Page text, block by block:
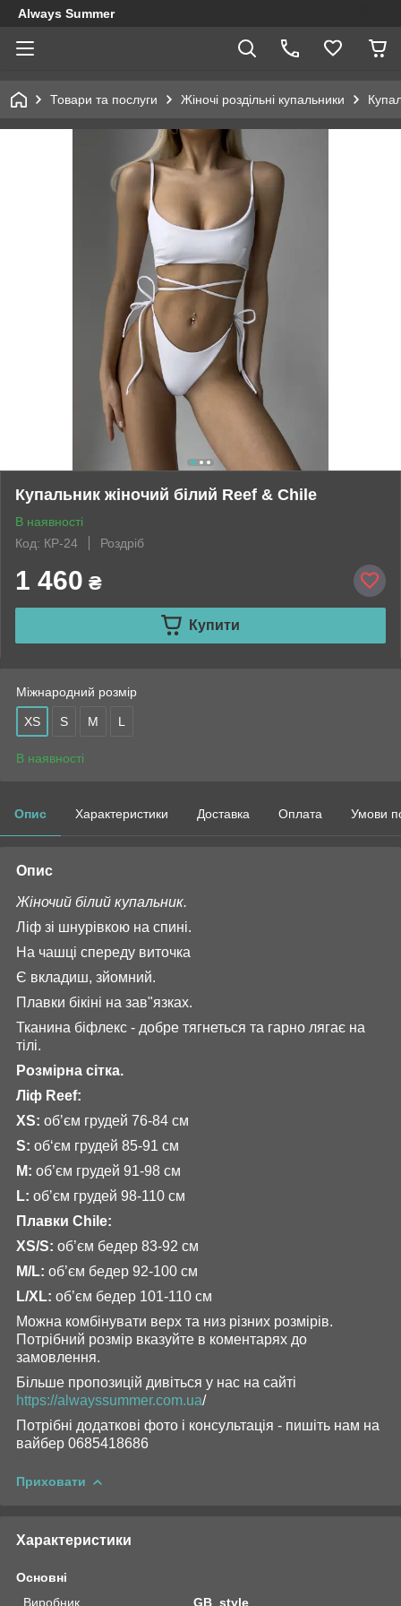
Always Summer
Товари та послуги Жіночі роздільні купальники
Купальник жіночий білий Reef & Chile
В наявності
Код: КР-24
Роздріб
1 460 ₴
Купити
Міжнародний розмір
XS S M L
В наявності
Опис Характеристики Доставка Оплата Умови
Опис
Жіночий білий купальник.
Ліф зі шнурівкою на спині.
На чашці спереду виточка
Є вкладиш, зйомний.
Плавки бікіні на зав"язках.
Тканина біфлекс - добре тягнеться та гарно лягає на
тілі.
Розмірна сітка.
Ліф Reef:
XS: обʼєм грудей 76-84 см
S: об‘єм грудей 85-91 см
М: об’єм грудей 91-98 см
L: обʼєм грудей 98-110 см
Плавки Chile:
XS/S: об’єм бедер 83-92 см
М/L: об’єм бедер 92-100 см
L/XL: об’єм бедер 101-110 см
Можна комбінувати верх та низ різних розмірів.
Потрібний розмір вказуйте в коментарях до
замовлення.
Більше пропозицій дивіться у нас на сайті
https://alwayssummer.com.ua/
Потрібні додаткові фото і консультація - пишіть нам на
вайбер 0685418686
Приховати
Характеристики
Основні
Виробник
GB_style